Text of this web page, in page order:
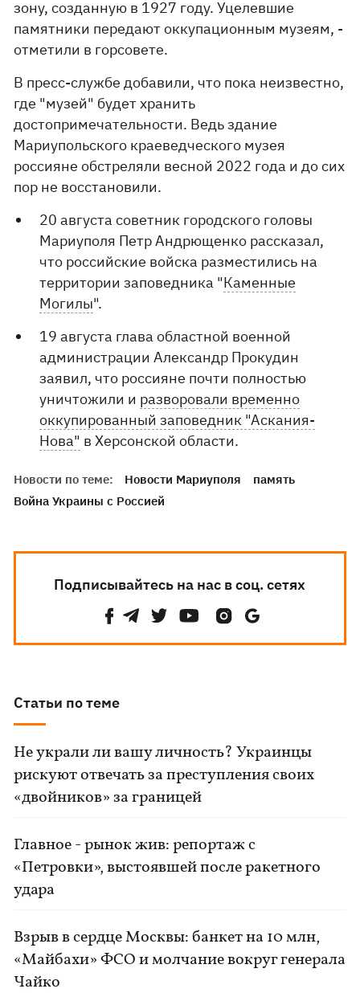
зону, созданную в 1927 году. Уцелевшие
памятники передают оккупационным музеям, -
отметили в горсовете.
В пресс-службе добавили, что пока неизвестно,
где "музей" будет хранить
достопримечательности. Ведь здание
Мариупольского краеведческого музея
россияне обстреляли весной 2022 года и до сих
пор не восстановили.
20 августа советник городского головы
Мариуполя Петр Андрющенко рассказал,
что российские войска разместились на
территории заповедника "Каменные
Могилы".
19 августа глава областной военной
администрации Александр Прокудин
заявил, что россияне почти полностью
уничтожили и разворовали временно
оккупированный заповедник "Аскания-
Нова" в Херсонской области.
Новости по теме: Новости Мариуполя
память
Война Украины с Россией
Подписывайтесь на нас в соц. сетях
Статьи по теме
Не украли ли вашу личность? Украинцы
рискуют отвечать за преступления своих
«двойников» за границей
Главное - рынок жив: репортаж с
«Петровки», выстоявшей после ракетного
удара
Взрыв в сердце Москвы: банкет на 10 млн,
«Майбахи» ФСО и молчание вокруг генерала
Чайко